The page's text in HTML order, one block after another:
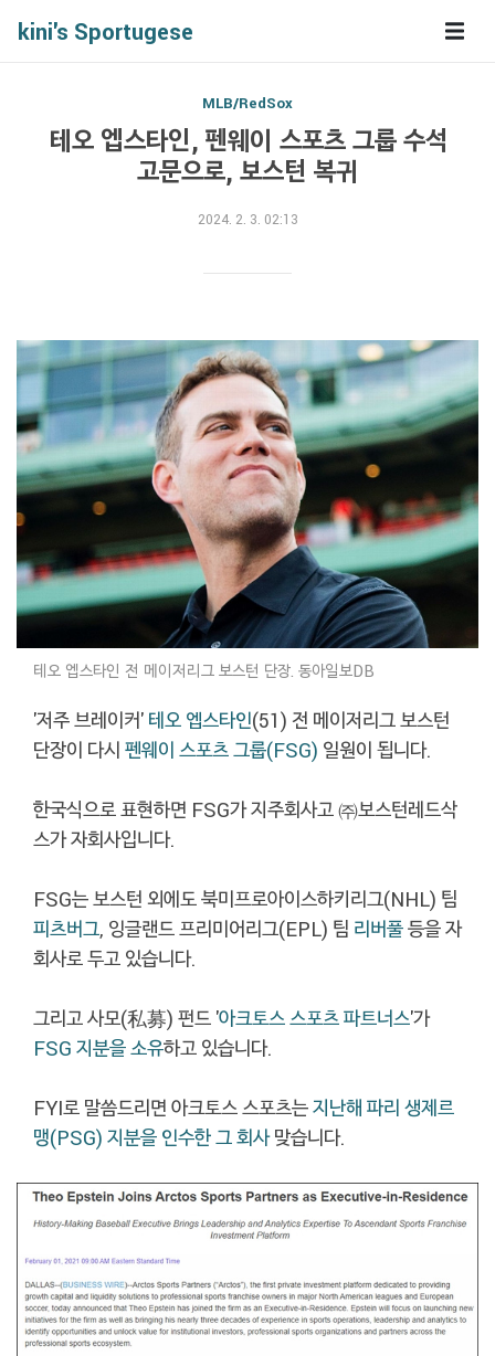
kini's Sportugese
MLB/RedSox
테오 엡스타인, 펜웨이 스포츠 그룹 수석
고문으로, 보스턴 복귀
2024. 2. 3. 02:13
테오 엡스타인 전 메이저리그 보스턴 단장. 동아일보DB
'저주 브레이커' 테오 엡스타인(51) 전 메이저리그 보스턴
단장이 다시 펜웨이 스포츠 그룹(FSG) 일원이 됩니다.
한국식으로 표현하면 FSG가 지주회사고 ㈜보스턴레드삭
스가 자회사입니다.
FSG는 보스턴 외에도 북미프로아이스하키리그(NHL) 팀
피츠버그, 잉글랜드 프리미어리그(EPL) 팀 리버풀등을 자
회사로 두고 있습니다.
그리고 사모(私募) 펀드 '아크토스 스포츠 파트너스'가
FSG 지분을 소유하고 있습니다.
FYI로 말씀드리면 아크토스 스포츠는지난해 파리 생제르
맹(PSG) 지분을 인수한 그 회사맞습니다.